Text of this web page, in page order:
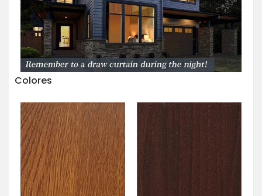
Colores